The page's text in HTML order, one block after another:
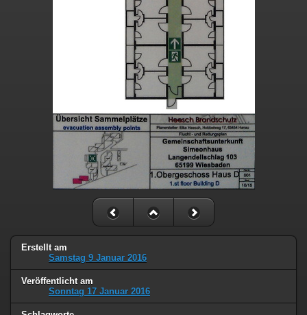
Erstellt am
Samstag 9 Januar 2016
Veröffentlicht am
Sonntag 17 Januar 2016